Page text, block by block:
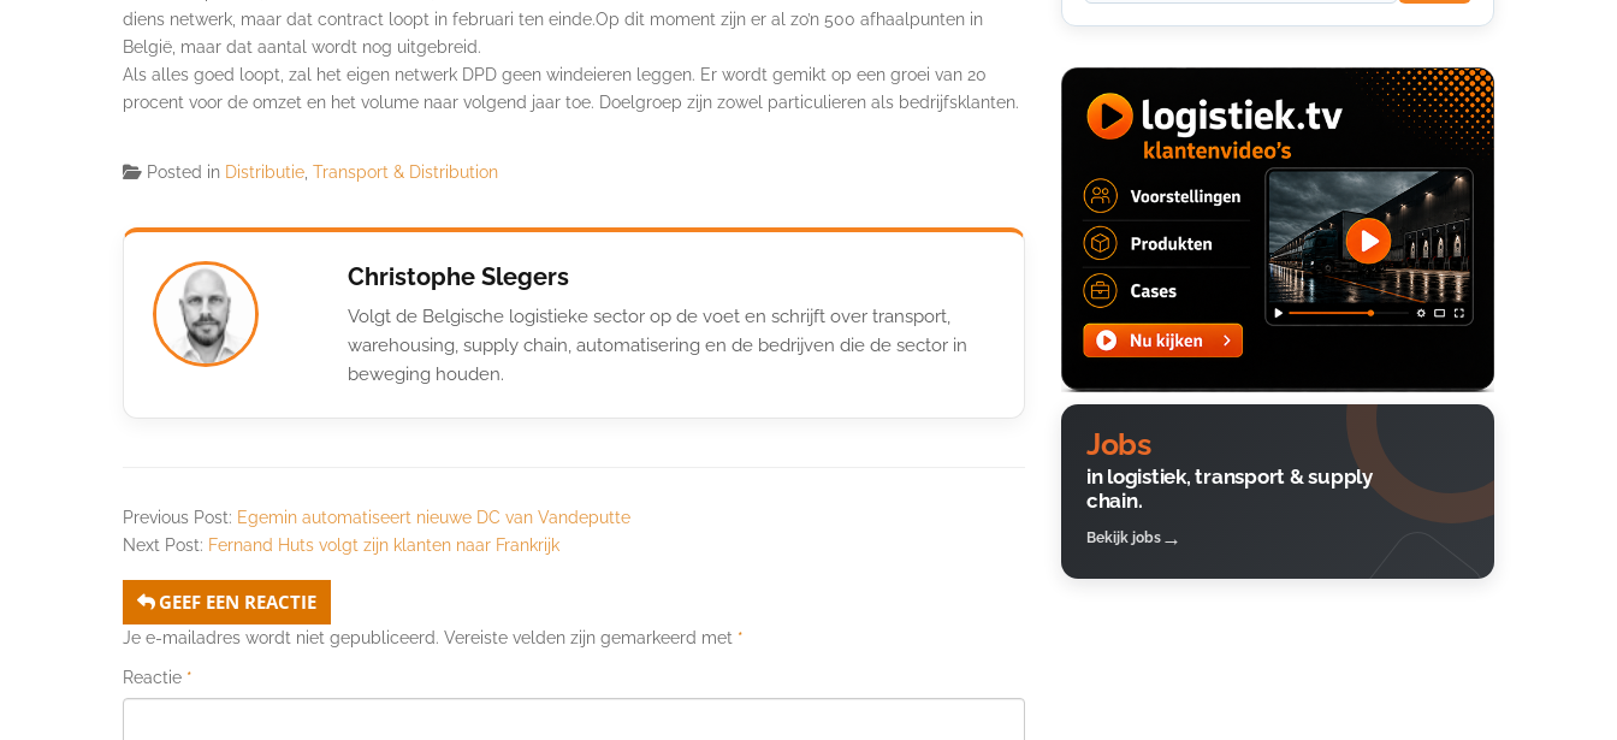
diens netwerk, maar dat contract loopt in februari ten einde.Op dit moment zijn er al zo’n 500 afhaalpunten in
België, maar dat aantal wordt nog uitgebreid.
Als alles goed loopt, zal het eigen netwerk DPD geen windeieren leggen. Er wordt gemikt op een groei van 20
procent voor de omzet en het volume naar volgend jaar toe. Doelgroep zijn zowel particulieren als bedrijfsklanten.
Posted in Distributie Transport & Distribution
Christophe Slegers
Volgt de Belgische logistieke sector op de voet en schrijft over transport,
warehousing, supply chain, automatisering en de bedrijven die de sector in
beweging houden.
Previous Post: Egemin automatiseert nieuwe DC van Vandeputte
Next Post: Fernand Huts volgt zijn klanten naar Frankrijk
GEEF EEN REACTIE
Je e-mailadres wordt niet gepubliceerd. Vereiste velden zijn gemarkeerd met *
Reactie *
Jobs
in logistiek, transport & supply
chain.
Bekijk jobs